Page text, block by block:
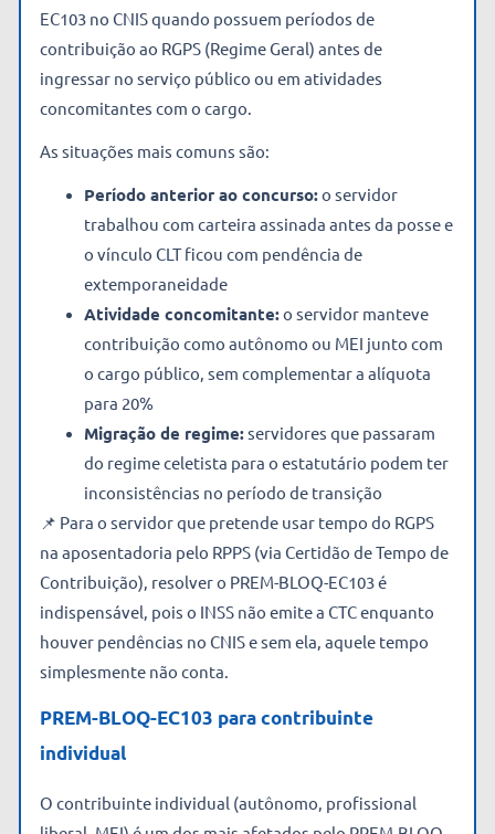
EC103 no CNIS quando possuem períodos de
contribuição ao RGPS (Regime Geral) antes de
ingressar no serviço público ou em atividades
concomitantes com o cargo.
As situações mais comuns são:
Período anterior ao concurso:o servidor
trabalhou com carteira assinada antes da posse e
o vínculo CLT ficou com pendência de
extemporaneidade
Atividade concomitante:o servidor manteve
contribuição como autônomo ou MEI junto com
o cargo público, sem complementar a alíquota
para 20%
Migração de regime:servidores que passaram
do regime celetista para o estatutário podem ter
inconsistências no período de transição
📌 Para o servidor que pretende usar tempo do RGPS
na aposentadoria pelo RPPS (via Certidão de Tempo de
Contribuição), resolver o PREM-BLOQ-EC103 é
indispensável, pois o INSS não emite a CTC enquanto
houver pendências no CNIS e sem ela, aquele tempo
simplesmente não conta.
PREM-BLOQ-EC103 para contribuinte
individual
O contribuinte individual (autônomo, profissional